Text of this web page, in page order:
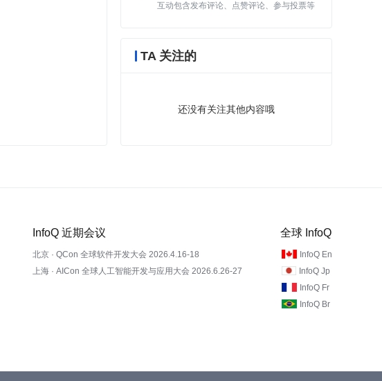
互动包含发布评论、点赞评论、参与投票等
TA 关注的
还没有关注其他内容哦
InfoQ 近期会议
北京 · QCon 全球软件开发大会 2026.4.16-18
上海 · AICon 全球人工智能开发与应用大会 2026.6.26-27
全球 InfoQ
InfoQ En
InfoQ Jp
InfoQ Fr
InfoQ Br